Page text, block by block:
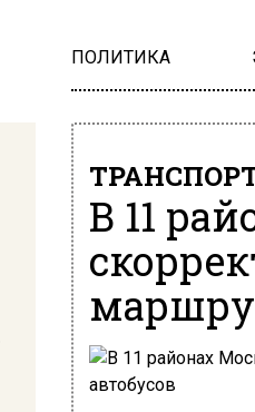
ПОЛИТИКА
В 11